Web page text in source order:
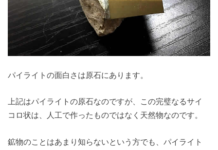
パイライトの面白さは原石にあります。
上記はパイライトの原石なのですが、この完璧なるサイ
コロ状は、人工で作ったものではなく天然物なのです。
鉱物のことはあまり知らないという方でも、パイライト